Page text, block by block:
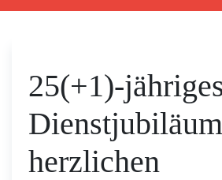
25(+1)-jähriges
herzlichen